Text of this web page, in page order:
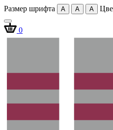
Размер шрифта A A A
0